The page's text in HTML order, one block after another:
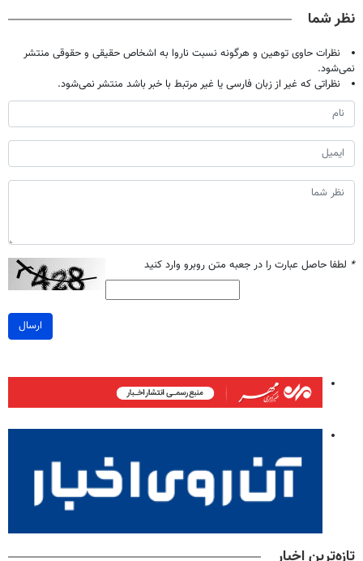
نظر شما
نظرات حاوی توهین و هرگونه نسبت ناروا به اشخاص حقیقی و حقوقی منتشر
نمی‌شود.
نظراتی که غیر از زبان فارسی یا غیر مرتبط با خبر باشد منتشر نمی‌شود.
* لطفا حاصل عبارت را در جعبه متن روبرو وارد کنید
ارسال